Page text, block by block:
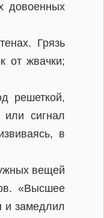
довоенных
Грязь
от жвачки;
решеткой,
сигнал
в
вещей
«Высшее
и замедлил